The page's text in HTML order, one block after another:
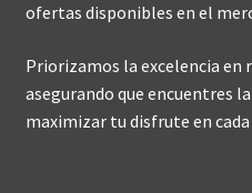
ofertas disponibles en el
Priorizamos la excelencia en
asegurando que encuentres
maximizar tu disfrute en